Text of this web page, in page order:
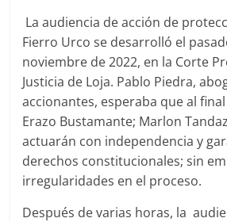
La audiencia de acción de
Fierro Urco se desarrolló el
noviembre de 2022, en la Corte
Justicia de Loja. Pablo Piedra,
accionantes, esperaba que al final
Erazo Bustamante; Marlon
actuarán con independencia y
derechos constitucionales; sin
irregularidades en el proceso.
Después de varias horas, la